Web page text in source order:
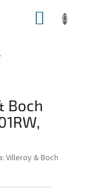
Boch
Villeroy & Boch